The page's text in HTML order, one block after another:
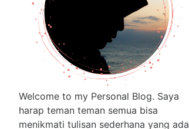
Welcome to my Personal Blog. Saya
harap teman teman semua bisa
menikmati tulisan sederhana yang ada